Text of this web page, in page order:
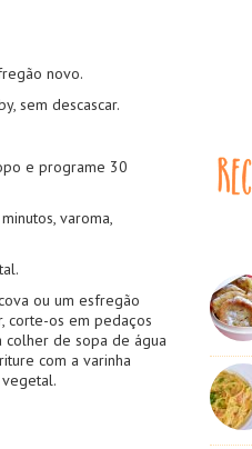
novo.
sem descascar.
e programe 30
varoma,
ou um esfregão
corte-os em pedaços
colher de sopa de água
com a varinha